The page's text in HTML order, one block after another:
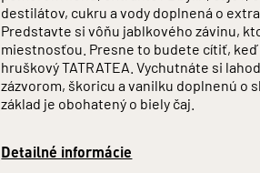
destilátov, cukru a vody doplnená o
Predstavte si vôňu jablkového závinu,
miestnosťou. Presne to budete cítiť,
hruškový TATRATEA. Vychutnáte si
zázvorom, škoricu a vanilku doplnenú o
základ je obohatený o biely čaj.
Detailné informácie